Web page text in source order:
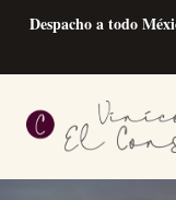
Despacho a todo
Vinícola el Consuelo